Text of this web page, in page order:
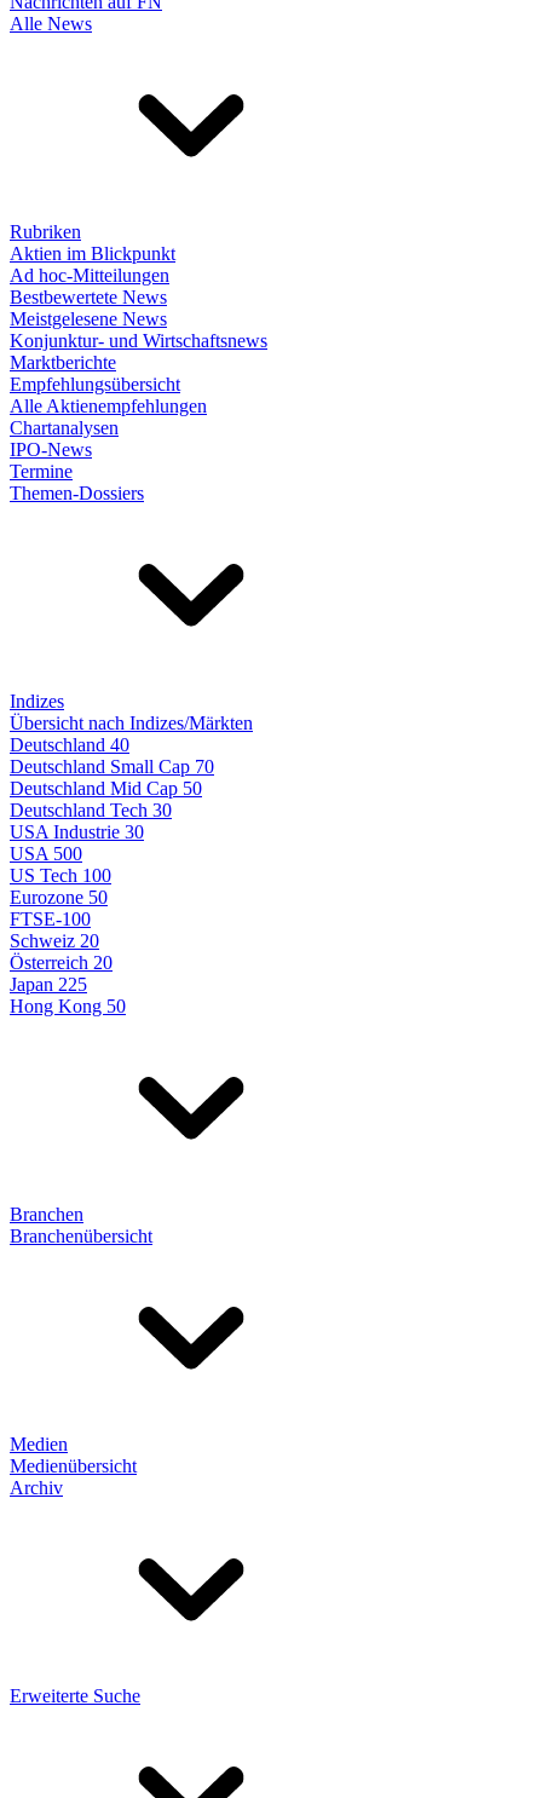
Alle News
Rubriken
Aktien im Blickpunkt
Ad hoc-Mitteilungen
Bestbewertete News
Meistgelesene News
Konjunktur- und Wirtschaftsnews
Marktberichte
Empfehlungsübersicht
Alle Aktienempfehlungen
Chartanalysen
IPO-News
Termine
Themen-Dossiers
Indizes
Übersicht nach Indizes/Märkten
Deutschland 40
Deutschland Small Cap 70
Deutschland Mid Cap 50
Deutschland Tech 30
USA Industrie 30
USA 500
US Tech 100
Eurozone 50
FTSE-100
Schweiz 20
Österreich 20
Japan 225
Hong Kong 50
Branchen
Branchenübersicht
Medien
Medienübersicht
Archiv
Erweiterte Suche